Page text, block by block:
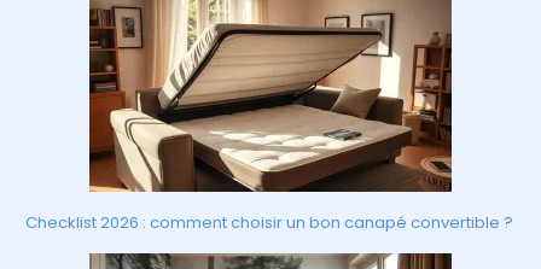
Checklist 2026 : comment choisir un bon canapé convertible ?